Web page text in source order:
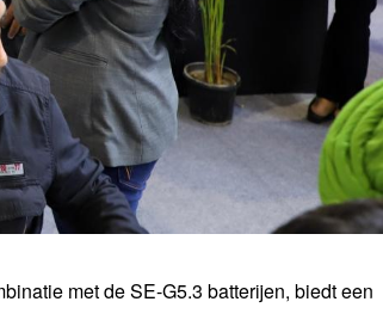
met de SE-G5.3 batterijen, biedt een